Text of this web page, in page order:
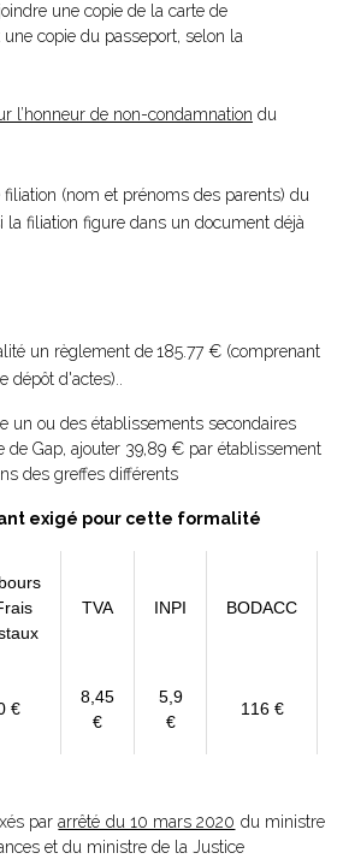
une copie de la carte de
copie du passeport, selon la
l’honneur de non-condamnation du
filiation (nom et prénoms des parents) du
la filiation figure dans un document déjà
un règlement de185.77 € (comprenant
dépôt d'actes)..
un ou des établissements secondaires
de Gap, ajouter 39,89 € par établissement
des greffes différents
exigé pour cette formalité
TVA INPI BODACC
€
8,45
€
5,9
€
116 €
pararrêté du 10 mars 2020 du ministre
et du ministre de la Justice